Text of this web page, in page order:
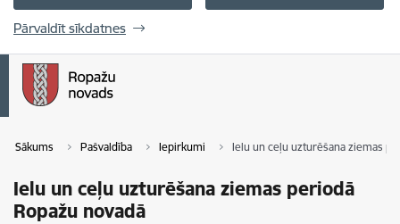
Pārvaldīt sīkdatnes
Sākums Pašvaldība Iepirkumi Ielu un ceļu uzturēšana ziemas
Ielu un ceļu uzturēšana ziemas periodā
Ropažu novadā